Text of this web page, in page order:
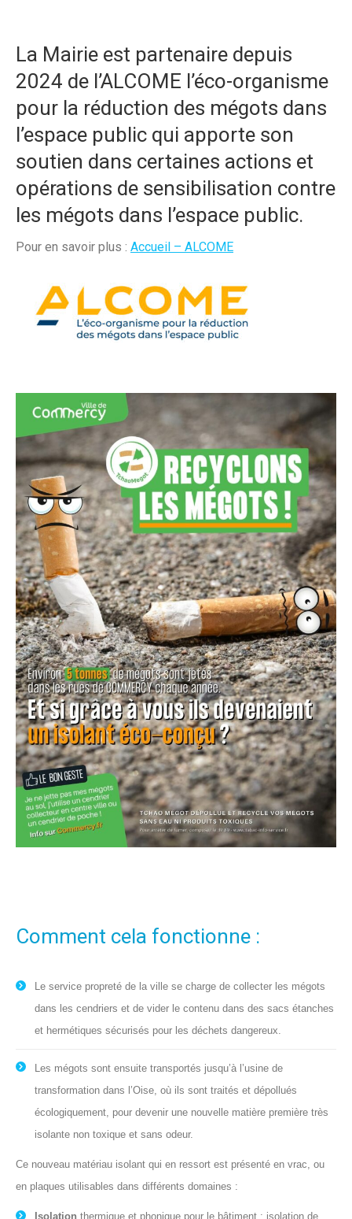
La Mairie est partenaire depuis
2024 de l’ALCOME l’éco-organisme
pour la réduction des mégots dans
l’espace public qui apporte son
soutien dans certaines actions et
opérations de sensibilisation contre
les mégots dans l’espace public.
Pour en savoir plus : Accueil – ALCOME
Comment cela fonctionne :
Le service propreté de la ville se charge de collecter les mégots
dans les cendriers et de vider le contenu dans des sacs étanches
et hermétiques sécurisés pour les déchets dangereux.
Les mégots sont ensuite transportés jusqu’à l’usine de
transformation dans l’Oise, où ils sont traités et dépollués
écologiquement, pour devenir une nouvelle matière première très
isolante non toxique et sans odeur.
Ce nouveau matériau isolant qui en ressort est présenté en vrac, ou
en plaques utilisables dans différents domaines :
Isolation thermique et phonique pour le bâtiment : isolation de